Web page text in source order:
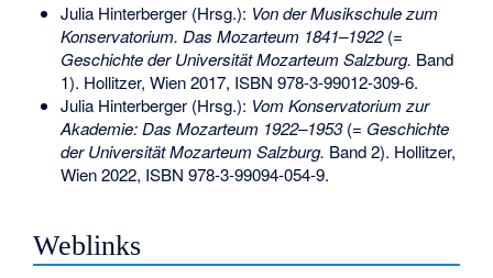
Julia Hinterberger (Hrsg.): Von der Musikschule zum
Konservatorium. Das Mozarteum 1841–1922(=
Geschichte der Universität Mozarteum Salzburg. Band
1). Hollitzer, Wien 2017, ISBN 978-3-99012-309-6.
Julia Hinterberger (Hrsg.): Vom Konservatorium zur
Akademie: Das Mozarteum 1922–1953(= Geschichte
der Universität Mozarteum Salzburg. Band 2). Hollitzer,
Wien 2022, ISBN 978-3-99094-054-9.
Weblinks